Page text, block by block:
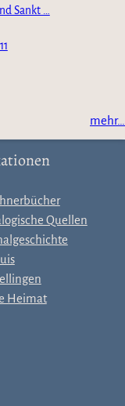
Sankt …
mehr…
Quellen
Heimat